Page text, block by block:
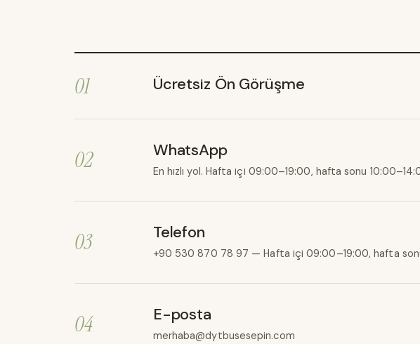
01 Ücretsiz Ön Görüşme
02 WhatsApp
En hızlı yol. Hafta içi 09:00–19:00, hafta sonu
03 Telefon
+90 530 870 78 97 — Hafta içi 09:00–19:00, hafta
04 E-posta
merhaba@dytbusesepin.com